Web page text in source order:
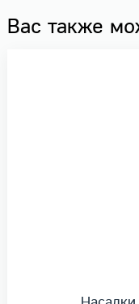
Вас также